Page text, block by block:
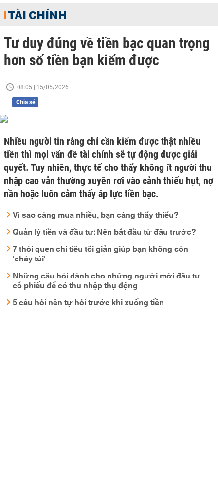
TÀI CHÍNH
Tư duy đúng về tiền bạc quan trọng
hơn số tiền bạn kiếm được
08:05 | 15/05/2026
Chia sẻ
Nhiều người tin rằng chỉ cần kiếm được thật nhiều
tiền thì mọi vấn đề tài chính sẽ tự động được giải
quyết. Tuy nhiên, thực tế cho thấy không ít người thu
nhập cao vẫn thường xuyên rơi vào cảnh thiếu hụt, nợ
nần hoặc luôn cảm thấy áp lực tiền bạc.
Vì sao càng mua nhiều, bạn càng thấy thiếu?
Quản lý tiền và đầu tư: Nên bắt đầu từ đâu trước?
7 thói quen chi tiêu tối giản giúp bạn không còn
'cháy túi'
Những câu hỏi dành cho những người mới đầu tư
cổ phiếu để có thu nhập thụ động
5 câu hỏi nên tự hỏi trước khi xuống tiền